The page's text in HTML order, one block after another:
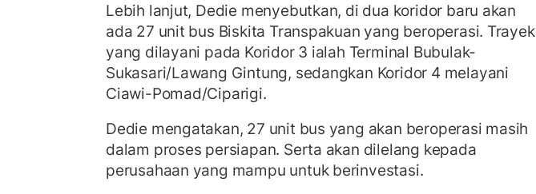
Lebih lanjut, Dedie menyebutkan, di dua koridor baru akan
ada 27 unit bus Biskita Transpakuan yang beroperasi. Trayek
yang dilayani pada Koridor 3 ialah Terminal Bubulak-
Sukasari/Lawang Gintung, sedangkan Koridor 4 melayani
Ciawi-Pomad/Ciparigi.
Dedie mengatakan, 27 unit bus yang akan beroperasi masih
dalam proses persiapan. Serta akan dilelang kepada
perusahaan yang mampu untuk berinvestasi.